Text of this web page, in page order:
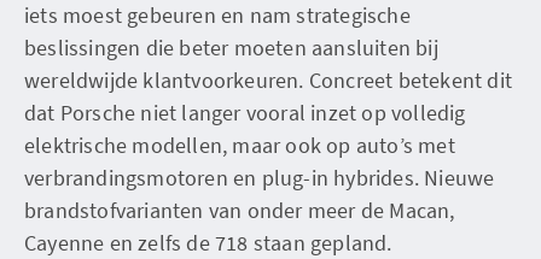
iets moest gebeuren en nam strategische
beslissingen die beter moeten aansluiten bij
wereldwijde klantvoorkeuren. Concreet betekent dit
dat Porsche niet langer vooral inzet op volledig
elektrische modellen, maar ook op auto’s met
verbrandingsmotoren en plug-in hybrides. Nieuwe
brandstofvarianten van onder meer de Macan,
Cayenne en zelfs de 718 staan gepland.